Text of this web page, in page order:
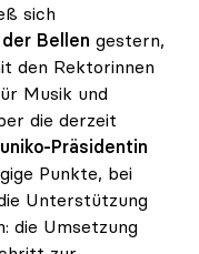
sich
Bellen gestern,
den Rektorinnen
Musik und
die derzeit
uniko-Präsidentin
Punkte, bei
Unterstützung
die Umsetzung